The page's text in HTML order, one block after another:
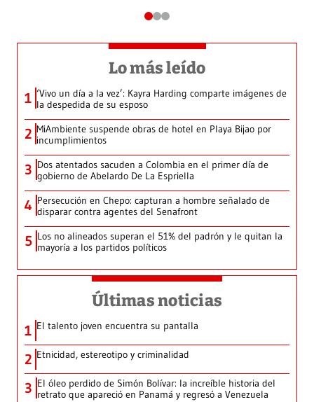
Lo más leído
1 ‘Vivo un día a la vez’: Kayra Harding comparte imágenes de
la despedida de su esposo
2 MiAmbiente suspende obras de hotel en Playa Bijao por
incumplimientos
3 Dos atentados sacuden a Colombia en el primer día de
gobierno de Abelardo De La Espriella
4 Persecución en Chepo: capturan a hombre señalado de
disparar contra agentes del Senafront
5 Los no alineados superan el 51% del padrón y le quitan la
mayoría a los partidos políticos
Últimas noticias
1 El talento joven encuentra su pantalla​
2 Etnicidad, estereotipo y criminalidad
3 El óleo perdido de Simón Bolívar: la increíble historia del
retrato que apareció en Panamá y regresó a Venezuela